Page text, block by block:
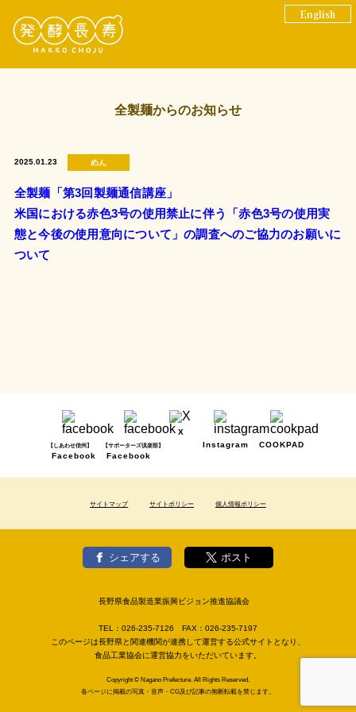
English
全製麺からのお知らせ
2025.01.23 めん
全製麺「第3回製麺通信講座」
米国における赤色3号の使用禁止に伴う「赤色3号の使用実
態と今後の使用意向について」の調査へのご協力のお願いに
ついて
【しあわせ信州】
Facebook
【サポーターズ倶楽部】
Facebook
X
Instagram
COOKPAD
サイトマップ サイトポリシー 個人情報ポリシー
シェアする ポスト
長野県食品製造業振興ビジョン推進協議会
TEL： 026-235-7126 FAX： 026-235-7197
このページは長野県と関連機関が連携して運営する公式サイトとなり、
食品工業協会に運営協力をいただいています。
Copyright © Nagano Prefecture. All Rights Reserved.
各ページに掲載の写真・音声・CG及び記事の無断転載を禁じます。